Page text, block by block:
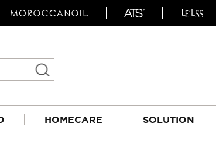
HOMECARE SOLUTION